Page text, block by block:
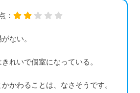
：
ない。
きれいで個室になっている。
かわることは、なさそうです。